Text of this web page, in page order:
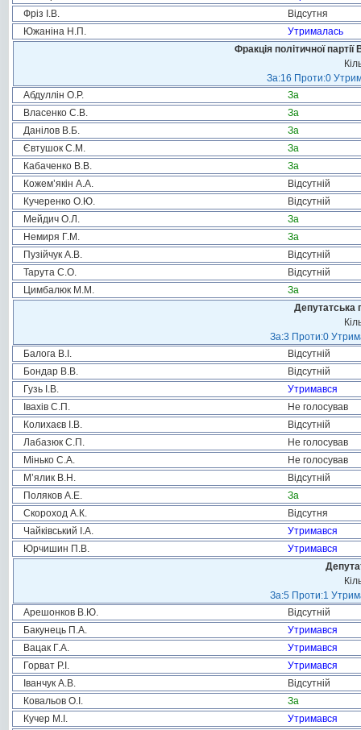
Фріз І.В.
Відсутня
Южаніна Н.П.
Утрималась
Фракція політичної
За:16 Проти:0
Абдуллін О.Р.
За
Власенко С.В.
За
Данілов В.Б.
За
Євтушок С.М.
За
Кабаченко В.В.
За
Кожем’якін А.А.
Відсутній
Кучеренко О.Ю.
Відсутній
Мейдич О.Л.
За
Немиря Г.М.
За
Пузійчук А.В.
Відсутній
Тарута С.О.
Відсутній
Цимбалюк М.М.
За
Депутатська
За:3 Проти:0
Балога В.І.
Відсутній
Бондар В.В.
Відсутній
Гузь І.В.
Утримався
Івахів С.П.
Не голосував
Колихаєв І.В.
Відсутній
Лабазюк С.П.
Не голосував
Мінько С.А.
Не голосував
М’ялик В.Н.
Відсутній
Поляков А.Е.
За
Скороход А.К.
Відсутня
Чайківський І.А.
Утримався
Юрчишин П.В.
Утримався
За:5 Проти:1
Арешонков В.Ю.
Відсутній
Бакунець П.А.
Утримався
Вацак Г.А.
Утримався
Горват Р.І.
Утримався
Іванчук А.В.
Відсутній
Ковальов О.І.
За
Кучер М.І.
Утримався